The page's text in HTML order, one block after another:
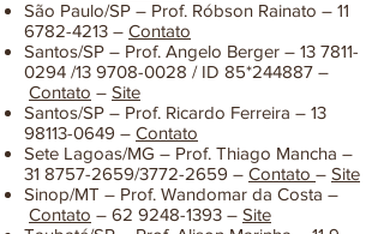
São Paulo/SP – Prof. Róbson Rainato – 11
6782-4213 – Contato
Santos/SP – Prof. Angelo Berger – 13 7811-
0294 /13 9708-0028 / ID 85*244887 –
Contato – Site
Santos/SP – Prof. Ricardo Ferreira – 13
98113-0649 – Contato
Sete Lagoas/MG – Prof. Thiago Mancha –
31 8757-2659/3772-2659 – Contato – Site
Sinop/MT – Prof. Wandomar da Costa –
Contato – 62 9248-1393 – Site